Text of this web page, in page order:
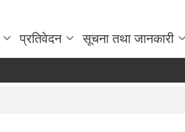
प्रतिवेदन सूचना तथा जानकारी